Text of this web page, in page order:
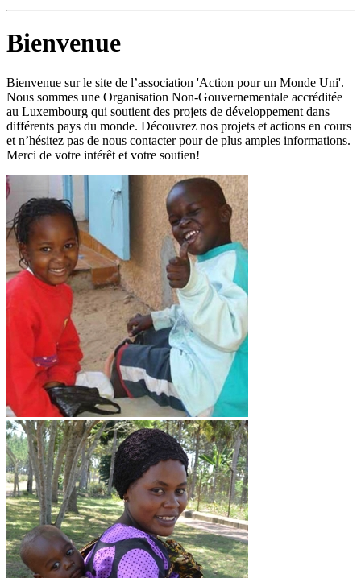
Bienvenue
Bienvenue sur le site de l’association 'Action pour un Monde Uni'.
Nous sommes une Organisation Non-Gouvernementale accréditée
au Luxembourg qui soutient des projets de développement dans
différents pays du monde. Découvrez nos projets et actions en cours
et n’hésitez pas de nous contacter pour de plus amples informations.
Merci de votre intérêt et votre soutien!